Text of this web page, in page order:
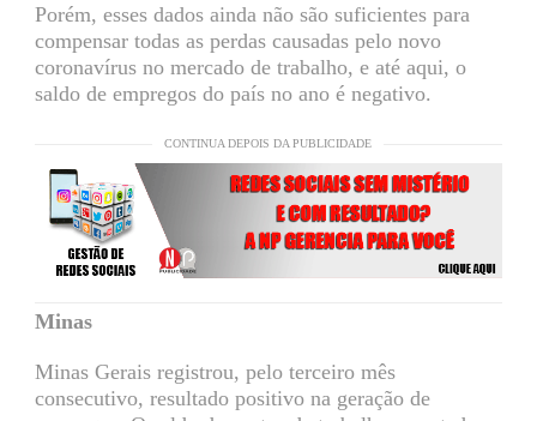
Porém, esses dados ainda não são suficientes para
compensar todas as perdas causadas pelo novo
coronavírus no mercado de trabalho, e até aqui, o
saldo de empregos do país no ano é negativo.
CONTINUA DEPOIS DA PUBLICIDADE
Minas
Minas Gerais registrou, pelo terceiro mês
consecutivo, resultado positivo na geração de